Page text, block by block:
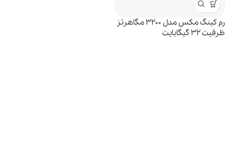
رم کینگ مکس مدل 3200 مگاهرتز
ظرفیت 32 گیگابایت